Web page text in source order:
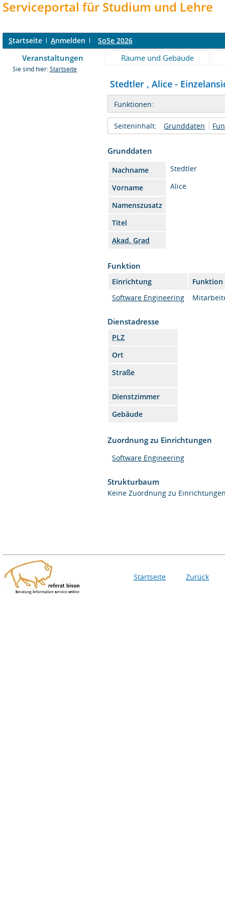
Serviceportal für Studium und Lehre
Startseite Anmelden SoSe 2026
Veranstaltungen Räume und Gebäude
Sie sind hier: Startseite
Stedtler , Alice -
Funktionen:
Seiteninhalt: Grunddaten
Grunddaten
Nachname
Stedtler
Vorname
Alice
Namenszusatz
Titel
Akad. Grad
Funktion
Einrichtung
Funktion
Software Engineering
Dienstadresse
PLZ
Ort
Straße
Dienstzimmer
Gebäude
Zuordnung zu Einrichtungen
Software Engineering
Strukturbaum
Keine Zuordnung zu
Startseite Zurück